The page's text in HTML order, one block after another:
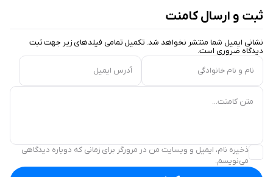
ثبت و ارسال کامنت
نشانی ایمیل شما منتشر نخواهد شد. تکمیل تمامی فیلد‌های زیر جهت ثبت
دیدگاه ضروری است.
نام و نام خانوادگی
آدرس ایمیل
متن کامنت...
ذخیره نام، ایمیل و وبسایت من در مرورگر برای زمانی که دوباره دیدگاهی
می‌نویسم.